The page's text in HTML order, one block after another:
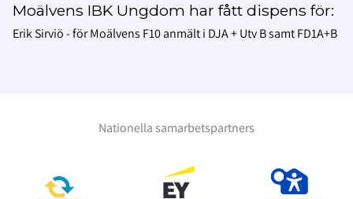
Moälvens IBK Ungdom har fått dispens för:
Erik Sirviö - för Moälvens F10 anmält i DJA + Utv B samt FD1A+B
Nationella samarbetspartners